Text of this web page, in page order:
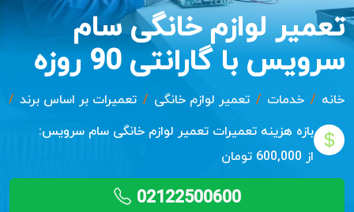
تعمیر لوازم خانگی سام
سرویس با گارانتی 90 روزه
خانه خدمات تعمیر لوازم خانگی تعمیرات بر اساس برند
بازه هزینه تعمیرات تعمیر لوازم خانگی سام سرویس:
از 600,000 تومان
02122500600